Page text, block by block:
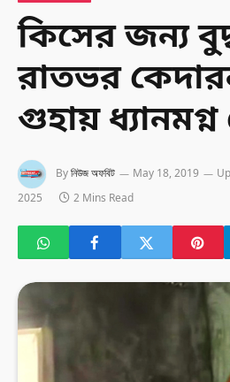
কিসের জন্য
রাতভর
গুহায়
Byনিউজ অফবিট May 18, 2019
2025
2 Mins Read